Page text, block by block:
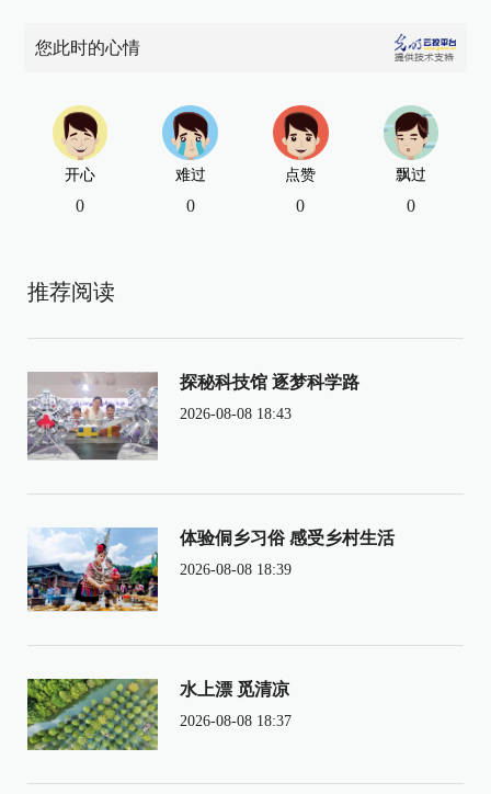
您此时的心情
开心
0
难过
0
点赞
0
飘过
0
推荐阅读
探秘科技馆 逐梦科学路
2026-08-08 18:43
体验侗乡习俗 感受乡村生活
2026-08-08 18:39
水上漂 觅清凉
2026-08-08 18:37